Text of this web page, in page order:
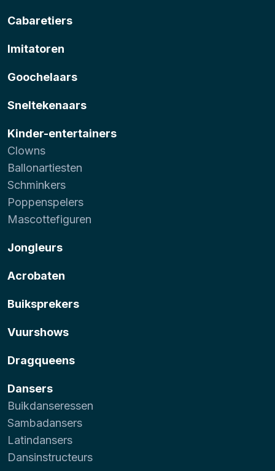
Cabaretiers
Imitatoren
Goochelaars
Sneltekenaars
Kinder-entertainers
Clowns
Ballonartiesten
Schminkers
Poppenspelers
Mascottefiguren
Jongleurs
Acrobaten
Buiksprekers
Vuurshows
Dragqueens
Dansers
Buikdanseressen
Sambadansers
Latindansers
Dansinstructeurs